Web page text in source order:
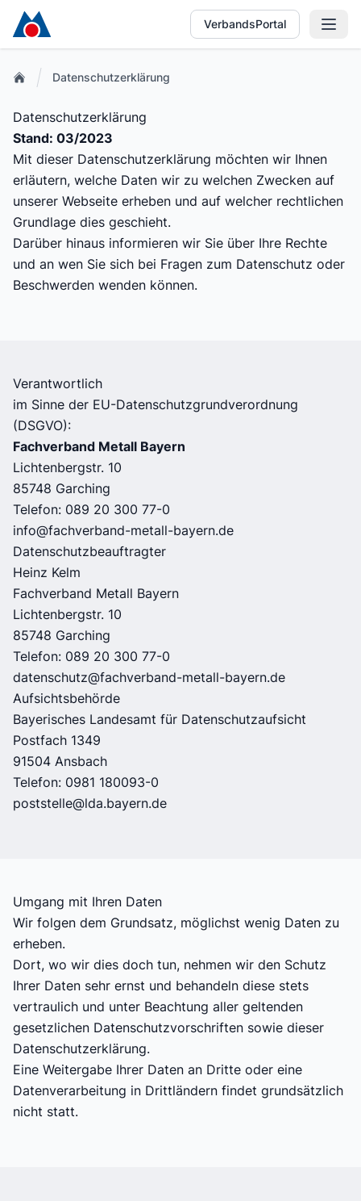
VerbandsPortal
Datenschutzerklärung
Datenschutzerklärung
Stand: 03/2023
Mit dieser Datenschutzerklärung möchten wir Ihnen
erläutern, welche Daten wir zu welchen Zwecken auf
unserer Webseite erheben und auf welcher rechtlichen
Grundlage dies geschieht.
Darüber hinaus informieren wir Sie über Ihre Rechte
und an wen Sie sich bei Fragen zum Datenschutz oder
Beschwerden wenden können.
Verantwortlich
im Sinne der EU-Datenschutzgrundverordnung
(DSGVO):
Fachverband Metall Bayern
Lichtenbergstr. 10
85748 Garching
Telefon: 089 20 300 77-0
info@fachverband-metall-bayern.de
Datenschutzbeauftragter
Heinz Kelm
Fachverband Metall Bayern
Lichtenbergstr. 10
85748 Garching
Telefon: 089 20 300 77-0
datenschutz@fachverband-metall-bayern.de
Aufsichtsbehörde
Bayerisches Landesamt für Datenschutzaufsicht
Postfach 1349
91504 Ansbach
Telefon: 0981 180093-0
poststelle@lda.bayern.de
Umgang mit Ihren Daten
Wir folgen dem Grundsatz, möglichst wenig Daten zu
erheben.
Dort, wo wir dies doch tun, nehmen wir den Schutz
Ihrer Daten sehr ernst und behandeln diese stets
vertraulich und unter Beachtung aller geltenden
gesetzlichen Datenschutzvorschriften sowie dieser
Datenschutzerklärung.
Eine Weitergabe Ihrer Daten an Dritte oder eine
Datenverarbeitung in Drittländern findet grundsätzlich
nicht statt.